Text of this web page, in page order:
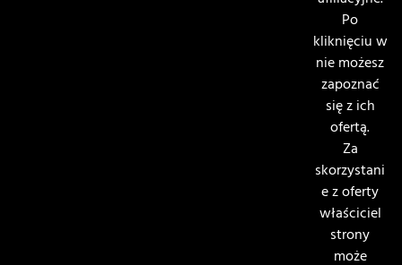
Po
kliknięciu w
nie możesz
zapoznać
się z ich
ofertą.
Za
skorzystani
e z oferty
właściciel
strony
może